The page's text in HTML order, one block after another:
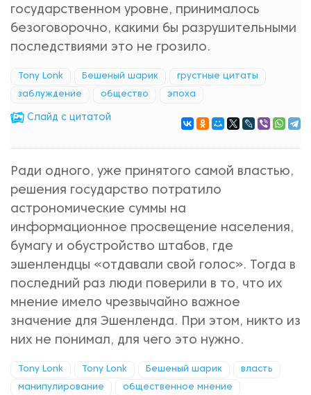
государственном уровне, принималось
безоговорочно, какими бы разрушительными
последствиями это не грозило.
Tony Lonk Бешеный шарик грустные цитаты
заблуждение общество эпоха
Cлайд с цитатой
Ради одного, уже принятого самой властью,
решения государство потратило
астрономические суммы на
информационное просвещение населения,
бумагу и обустройство штабов, где
эшенлендцы «отдавали свой голос». Тогда в
последний раз люди поверили в то, что их
мнение имело чрезвычайно важное
значение для Эшенленда. При этом, никто из
них не понимал, для чего это нужно.
Tony Lonk Tony Lonk Бешеный шарик власть
манипулирование общественное мнение